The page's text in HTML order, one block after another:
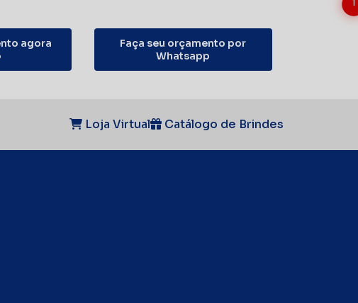
agora
Faça seu orçamento por
Whatsapp
Loja Virtual Catálogo de Brindes
1